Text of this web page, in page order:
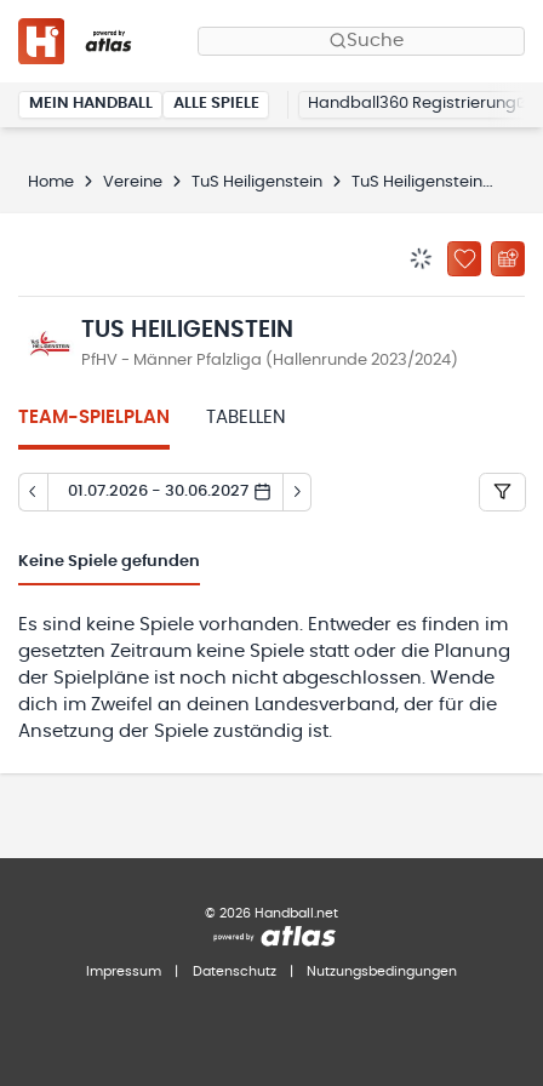
Suche
MEIN HANDBALL ALLE SPIELE Handball360 Registrierung
Home Vereine TuS Heiligenstein TuS Heiligenstein
ZU
TUS HEILIGENSTEIN
PfHV - Männer Pfalzliga (Hallenrunde 2023/2024)
TEAM-SPIELPLAN TABELLEN
01.07.2026 - 30.06.2027
Keine Spiele gefunden
Es sind keine Spiele vorhanden. Entweder es finden im
gesetzten Zeitraum keine Spiele statt oder die Planung
der Spielpläne ist noch nicht abgeschlossen. Wende
dich im Zweifel an deinen Landesverband, der für die
Ansetzung der Spiele zuständig ist.
© 2026 Handball.net
Impressum Datenschutz Nutzungsbedingungen